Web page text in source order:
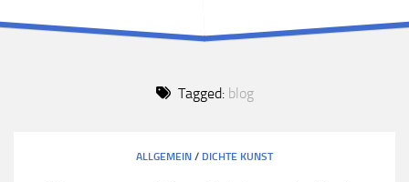
Tagged: blog
ALLGEMEIN / DICHTE KUNST